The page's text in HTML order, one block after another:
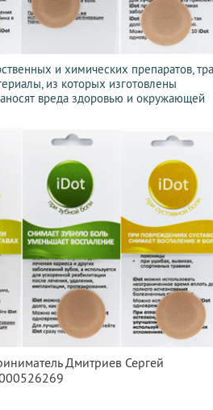
и химических препаратов,
из которых изготовлены
вреда здоровью и окружающей
Дмитриев Сергей